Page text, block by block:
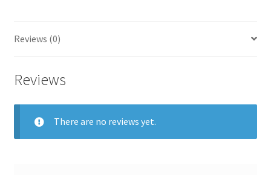
Reviews (0)
Reviews
There are no reviews yet.